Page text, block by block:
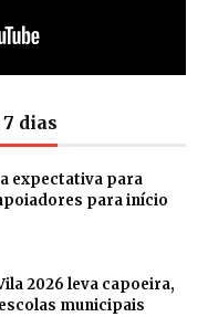
dias
expectativa para
para início
2026 leva capoeira,
municipais